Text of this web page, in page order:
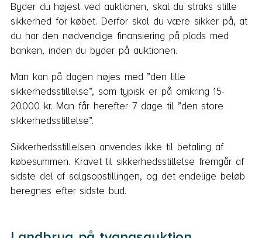
Byder du højest ved auktionen, skal du straks stille
sikkerhed for købet. Derfor skal du være sikker på, at
du har den nødvendige finansiering på plads med
banken, inden du byder på auktionen.
Man kan på dagen nøjes med ”den lille
sikkerhedsstillelse”, som typisk er på omkring 15-
20.000 kr. Man får herefter 7 dage til ”den store
sikkerhedsstillelse”.
Sikkerhedsstillelsen anvendes ikke til betaling af
købesummen. Kravet til sikkerhedsstillelse fremgår af
sidste del af salgsopstillingen, og det endelige beløb
beregnes efter sidste bud.